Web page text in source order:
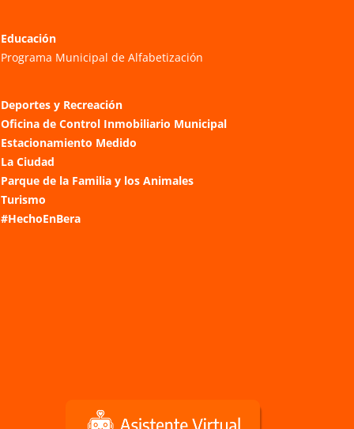
Educación
Programa Municipal de Alfabetización
Deportes y Recreación
Oficina de Control Inmobiliario Municipal
Estacionamiento Medido
La Ciudad
Parque de la Familia y los Animales
Turismo
#HechoEnBera